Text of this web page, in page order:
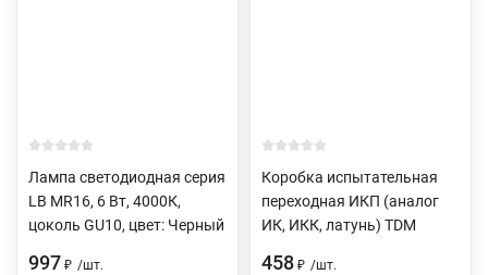
Лампа светодиодная серия
LB MR16, 6 Вт, 4000К,
цоколь GU10, цвет: Черный
997 ₽ /шт.
Коробка испытательная
переходная ИКП (аналог
ИК, ИКК, латунь) TDM
458 ₽ /шт.